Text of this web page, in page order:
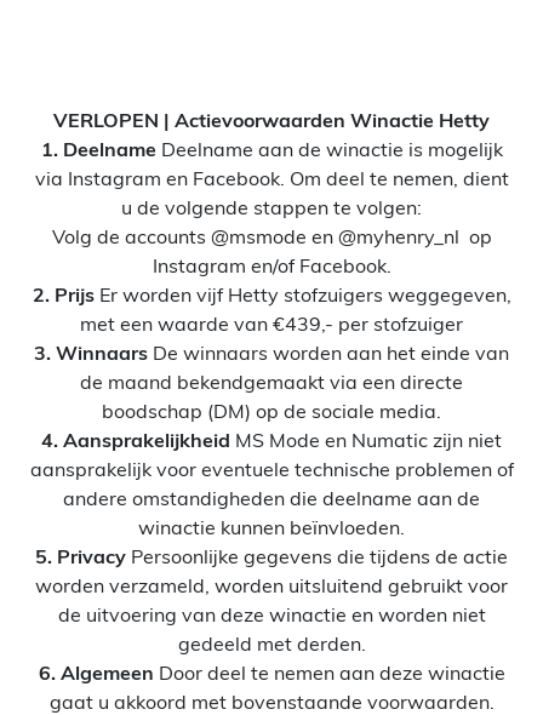
VERLOPEN | Actievoorwaarden Winactie Hetty
1. Deelname Deelname aan de winactie is mogelijk
via Instagram en Facebook. Om deel te nemen, dient
u de volgende stappen te volgen:
Volg de accounts @msmode en @myhenry_nl op
Instagram en/of Facebook.
2. PrijsEr worden vijf Hetty stofzuigers weggegeven,
met een waarde van €439,- per stofzuiger
3. Winnaars De winnaars worden aan het einde van
de maand bekendgemaakt via een directe
boodschap (DM) op de sociale media.
4. Aansprakelijkheid MS Mode en Numatic zijn niet
aansprakelijk voor eventuele technische problemen of
andere omstandigheden die deelname aan de
winactie kunnen beïnvloeden.
5. Privacy Persoonlijke gegevens die tijdens de actie
worden verzameld, worden uitsluitend gebruikt voor
de uitvoering van deze winactie en worden niet
gedeeld met derden.
6. Algemeen Door deel te nemen aan deze winactie
gaat u akkoord met bovenstaande voorwaarden.